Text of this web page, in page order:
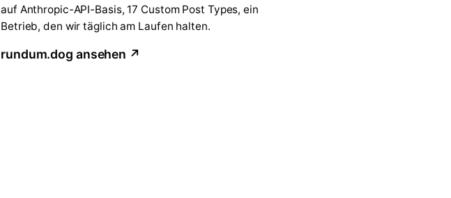
auf Anthropic-API-Basis, 17 Custom Post Types, ein
Betrieb, den wir täglich am Laufen halten.
rundum.dog ansehen ↗